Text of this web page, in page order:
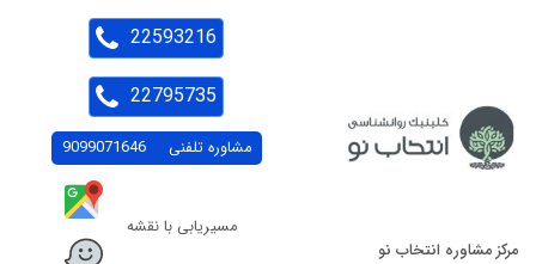
مرکز مشاوره انتخاب نو
مشاوره تلفنی 9099071646
مسیریابی با نقشه
22593216
22795735